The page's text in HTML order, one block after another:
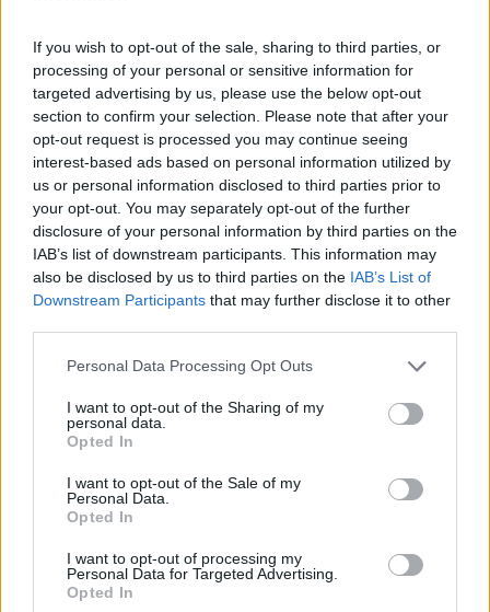
If you wish to opt-out of the sale, sharing to third parties, or
processing of your personal or sensitive information for
targeted advertising by us, please use the below opt-out
section to confirm your selection. Please note that after your
opt-out request is processed you may continue seeing
interest-based ads based on personal information utilized by
us or personal information disclosed to third parties prior to
your opt-out. You may separately opt-out of the further
disclosure of your personal information by third parties on the
IAB’s list of downstream participants. This information may
also be disclosed by us to third parties on the IAB’s List of
Downstream Participants that may further disclose it to other
Personal Data Processing Opt Outs
I want to opt-out of the Sharing of my
personal data.
Opted In
I want to opt-out of the Sale of my
Personal Data.
Opted In
I want to opt-out of processing my
Personal Data for Targeted Advertising.
Opted In
metro. Luego he tenido fuerzas para poder remachar",
finalizó el maillot rojo de La Vuelta.